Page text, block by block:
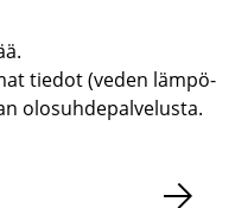
tie­dot (veden läm­pö­
olo­suh­de­pal­ve­lus­ta.